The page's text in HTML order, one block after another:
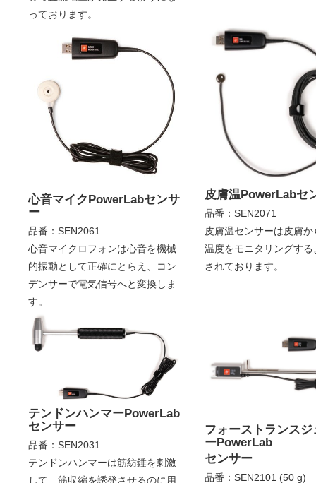
っております。
心音マイクPowerLabセンサ
ー
品番：SEN2061
心音マイクロフォンは心音を機械
的振動として正確にとらえ、コン
デンサーで電気信号へと変換しま
す。
皮膚温PowerLabセ
品番：SEN2071
皮膚温センサーは皮膚か
温度をモニタリングする
されております。
テンドンハンマーPowerLab
センサー
品番：SEN2031
テンドンハンマーは筋紡錘を刺激
して、筋収縮を誘発させるのに用
フォーストランスジ
ーPowerLab
センサー
品番：SEN2101 (50 g)